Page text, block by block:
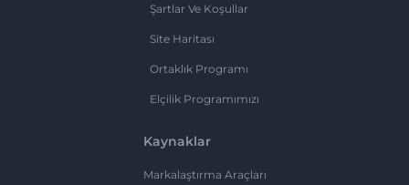
Şartlar Ve Koşullar
Site Haritası
Ortaklık Programı
Elçilik Programımızı
Kaynaklar
Markalaştırma Araçları